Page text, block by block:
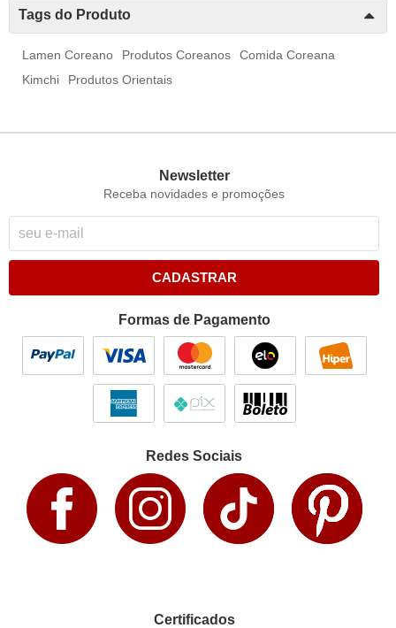
Tags do Produto
Lamen Coreano Produtos Coreanos
Comida Coreana
Kimchi
Produtos Orientais
Newsletter
Receba novidades e promoções
CADASTRAR
Formas de Pagamento
Redes Sociais
Certificados